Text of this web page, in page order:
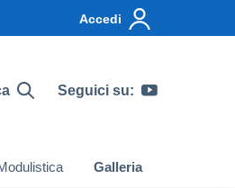
Accedi
Seguici su:
Galleria